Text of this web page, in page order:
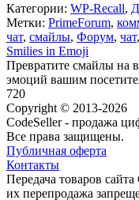
Категории: WP-Recall,
Метки: PrimeForum,
чат, смайлы, Форум, чат,
Smilies in Emoji
Превратите смайлы на
эмоций вашим
720
Copyright © 2013-2026
CodeSeller - продажа
Все права защищены.
Публичная оферта
Контакты
Передача товаров
их перепродажа